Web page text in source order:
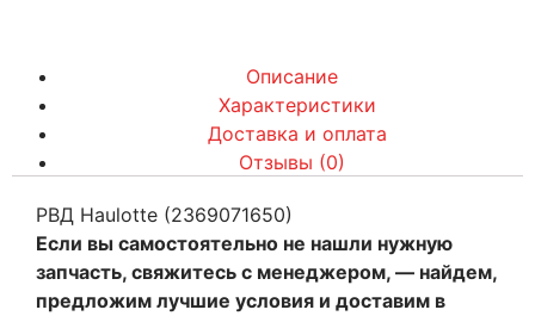
Описание
Характеристики
Доставка и оплата
Отзывы (0)
РВД Haulotte (2369071650)
Если вы самостоятельно не нашли нужную
запчасть, свяжитесь с менеджером, — найдем,
предложим лучшие условия и доставим в